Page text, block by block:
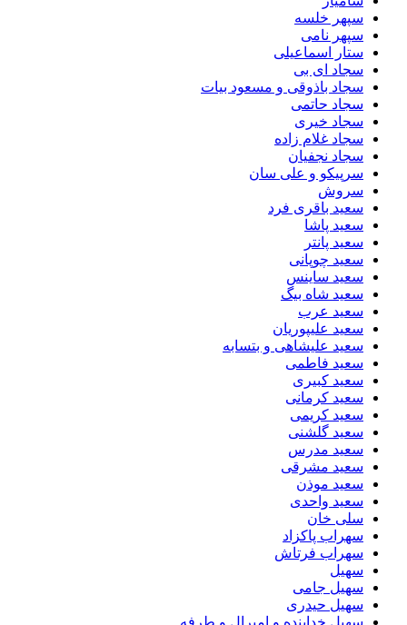
سپهر خلسه
سپهر نامی
ستار اسماعیلی
سجاد ای بی
سجاد باذوقی و مسعود بیات
سجاد حاتمی
سجاد خیری
سجاد غلام زاده
سجاد نجفیان
سرپیکو و علی سان
سروش
سعید باقری فرد
سعید پاشا
سعید پانتر
سعید چوپانی
سعید ساینس
سعید شاه بیگ
سعید عرب
سعید علیپوریان
سعید علیشاهی و بتسابه
سعید فاطمی
سعید کبیری
سعید کرمانی
سعید کریمی
سعید گلشنی
سعید مدرس
سعید مشرقی
سعید موذن
سعید واحدی
سلی خان
سهراب پاکزاد
سهراب فرتاش
سهیل
سهیل جامی
سهیل حیدری
سهیل خدابنده و امیرال و طرفه